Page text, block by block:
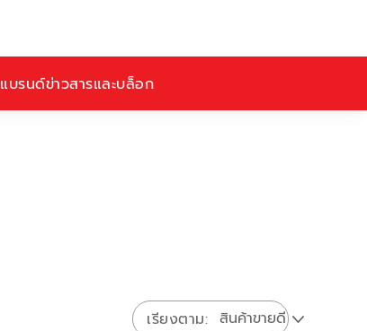
แบรนด์ข่าวสารและบล็อก
เรียงตาม